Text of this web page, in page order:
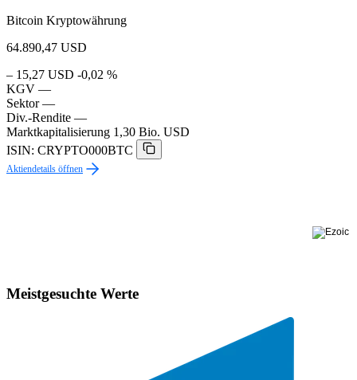
Bitcoin Kryptowährung
64.890,47 USD
– 15,27 USD -0,02 %
KGV —
Sektor —
Div.-Rendite —
Marktkapitalisierung 1,30 Bio. USD
ISIN: CRYPTO000BTC
Aktiendetails öffnen
Meistgesuchte Werte